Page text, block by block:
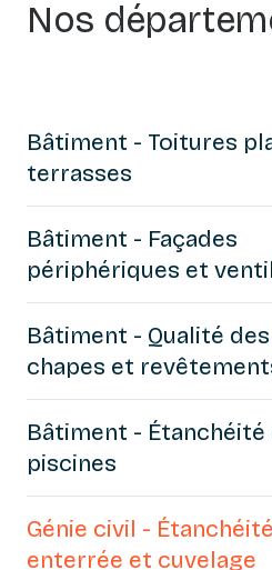
Nos
Bâtiment - Toitures
terrasses
Bâtiment - Façades
périphériques et
Bâtiment - Qualité
chapes et
Bâtiment - Étanchéité
piscines
Génie civil - Étanchéité
enterrée et cuvelage